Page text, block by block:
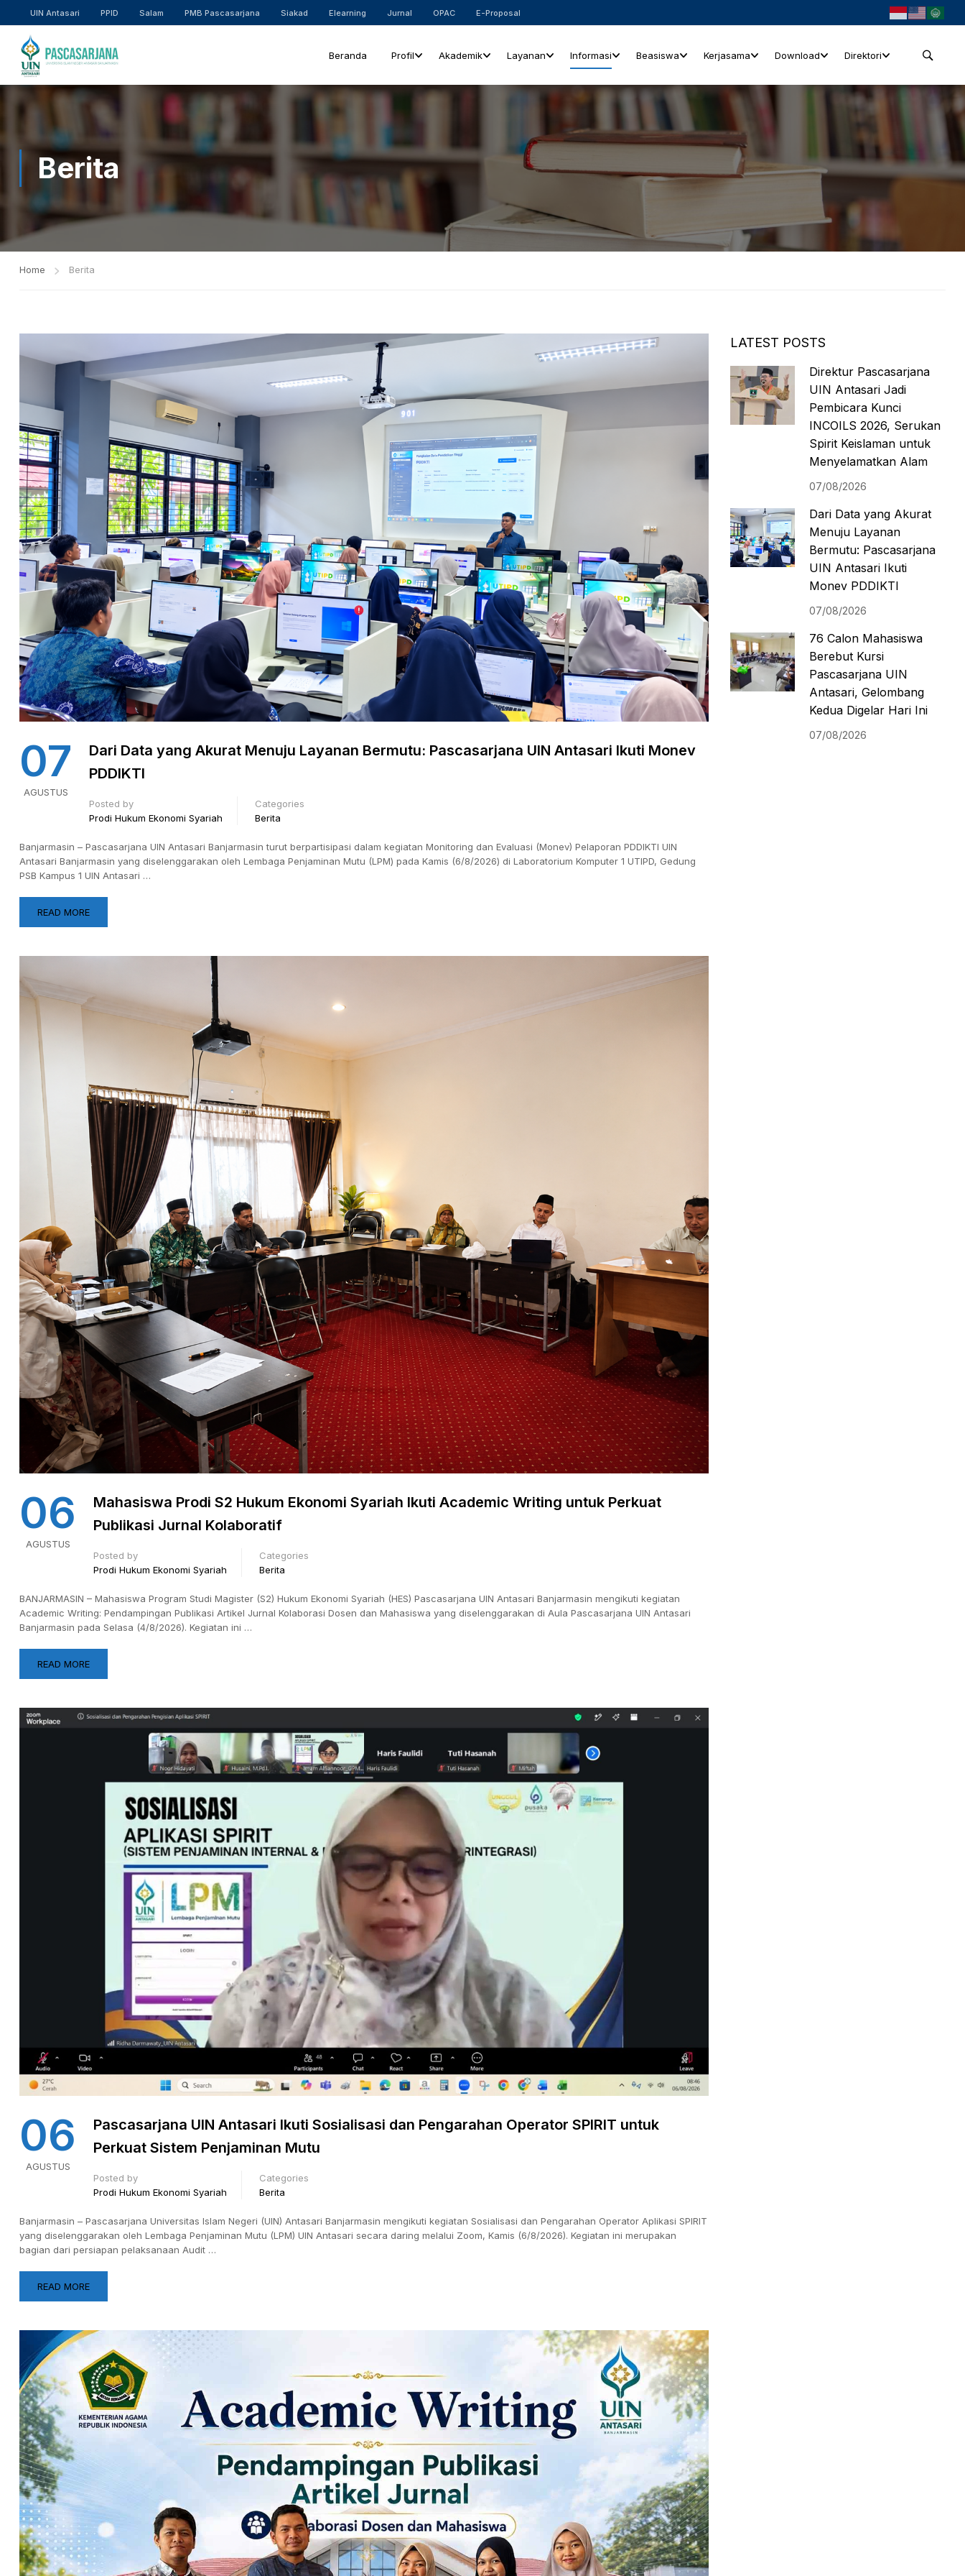
UIN Antasari PPID Salam PMB Pascasarjana Siakad Elearning Jurnal OPAC E-Proposal
Beranda Profil Akademik Layanan Informasi Beasiswa Kerjasama Download Direktori
Berita
Home Berita
07
AGUSTUS
Dari Data yang Akurat Menuju Layanan Bermutu: Pascasarjana UIN Antasari Ikuti Monev
PDDIKTI
Posted by
Prodi Hukum Ekonomi Syariah
Categories
Berita
Banjarmasin – Pascasarjana UIN Antasari Banjarmasin turut berpartisipasi dalam kegiatan Monitoring dan Evaluasi (Monev) Pelaporan PDDIKTI UIN
Antasari Banjarmasin yang diselenggarakan oleh Lembaga Penjaminan Mutu (LPM) pada Kamis (6/8/2026) di Laboratorium Komputer 1 UTIPD, Gedung
PSB Kampus 1 UIN Antasari …
READ MORE
06
AGUSTUS
Mahasiswa Prodi S2 Hukum Ekonomi Syariah Ikuti Academic Writing untuk Perkuat
Publikasi Jurnal Kolaboratif
Posted by
Prodi Hukum Ekonomi Syariah
Categories
Berita
BANJARMASIN – Mahasiswa Program Studi Magister (S2) Hukum Ekonomi Syariah (HES) Pascasarjana UIN Antasari Banjarmasin mengikuti kegiatan
Academic Writing: Pendampingan Publikasi Artikel Jurnal Kolaborasi Dosen dan Mahasiswa yang diselenggarakan di Aula Pascasarjana UIN Antasari
Banjarmasin pada Selasa (4/8/2026). Kegiatan ini …
READ MORE
06
AGUSTUS
Pascasarjana UIN Antasari Ikuti Sosialisasi dan Pengarahan Operator SPIRIT untuk
Perkuat Sistem Penjaminan Mutu
Posted by
Prodi Hukum Ekonomi Syariah
Categories
Berita
Banjarmasin – Pascasarjana Universitas Islam Negeri (UIN) Antasari Banjarmasin mengikuti kegiatan Sosialisasi dan Pengarahan Operator Aplikasi SPIRIT
yang diselenggarakan oleh Lembaga Penjaminan Mutu (LPM) UIN Antasari secara daring melalui Zoom, Kamis (6/8/2026). Kegiatan ini merupakan
bagian dari persiapan pelaksanaan Audit …
READ MORE
LATEST POSTS
Direktur Pascasarjana
UIN Antasari Jadi
Pembicara Kunci
INCOILS 2026, Serukan
Spirit Keislaman untuk
Menyelamatkan Alam
07/08/2026
Dari Data yang Akurat
Menuju Layanan
Bermutu: Pascasarjana
UIN Antasari Ikuti
Monev PDDIKTI
07/08/2026
76 Calon Mahasiswa
Berebut Kursi
Pascasarjana UIN
Antasari, Gelombang
Kedua Digelar Hari Ini
07/08/2026